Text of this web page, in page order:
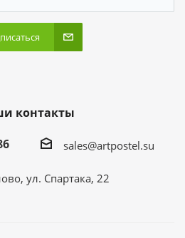
контакты
sales@artpostel.su
ул. Спартака, 22